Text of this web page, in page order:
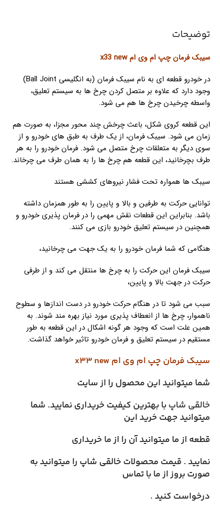
توضیحات
سیبک فرمان چپ ام وی ام x33 new
در خودرو قطعه ای به نام سیبک فرمان (به انگلیسی Ball Joint)
وجود دارد که علاوه بر متصل کردن چرخ ها به سیستم تعلیق،
واسطه چرخیدن چرخ ها هم می شود.
این قطعه کروی شکل، باعث چرخش چند محور مجزا، به صورت هم
زمان می شود. سیبک فرمان، از یک طرف به طبق های خودرو و از
سوی دیگر به متعلقات چرخ متصل می شود. فرمان خودرو را به هر
طرف بچرخانید، این قطعه هم چرخ ها را به همان طرف می چرخاند.
سیبک ها همواره تحت فشار نیروهای کششی هستند
توانایی حرکت به طرفین و بالا و پایین را به طور همزمان داشته
باشد. بنابراین این قطعات نقش مهمی را در فرمان پذیری خودرو و
همچنین در سیستم تعلیق خودرو بازی می کنند.
هنگامی که شما فرمان خودرو را به یک جهت می چرخانید،
سیبک فرمان این حرکت را به چرخ ها منتقل می کند و از طرفی
حرکت در جهت بالا و پایین،
سبب می شود تا در هنگام حرکت خودرو در دست اندازها و سطوح
ناهموار، چرخ ها از انعطاف پذیری مورد نیاز بهره مند شوند. به
همین علت است که وجود هر گونه اشکال در این قطعه به طور
مستقیم در سیستم تعلیق و فرمان خودرو تاثیر خواهد گذاشت.
سیبک فرمان چپ ام وی ام x33 new
شما میتوانید این محصول را از سایت
خالقی شاپ با بهترین کیفیت خریداری نمایید. شما
میتوانید جهت خرید این
قطعه از ما میتوانید آن را از ما خریداری
نمایید . قیمت محصولات خالقی شاپ را میتوانید به
صورت بروز از ما با تماس
درخواست کنید .